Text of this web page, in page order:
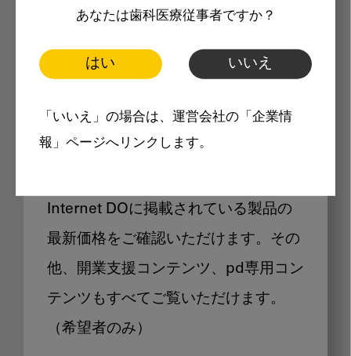
あなたは歯科医療従事者ですか？
はい いいえ
「いいえ」の場合は、運営会社の「企業情
報」ページへリンクします。
製品価格も閲覧可能
Internet DOに掲載されている製品の
最新価格をご確認いただけます。その
他、開業支援コンテンツ、pd専用コン
テンツもすべてご覧いただけます。
（希望者のみ）